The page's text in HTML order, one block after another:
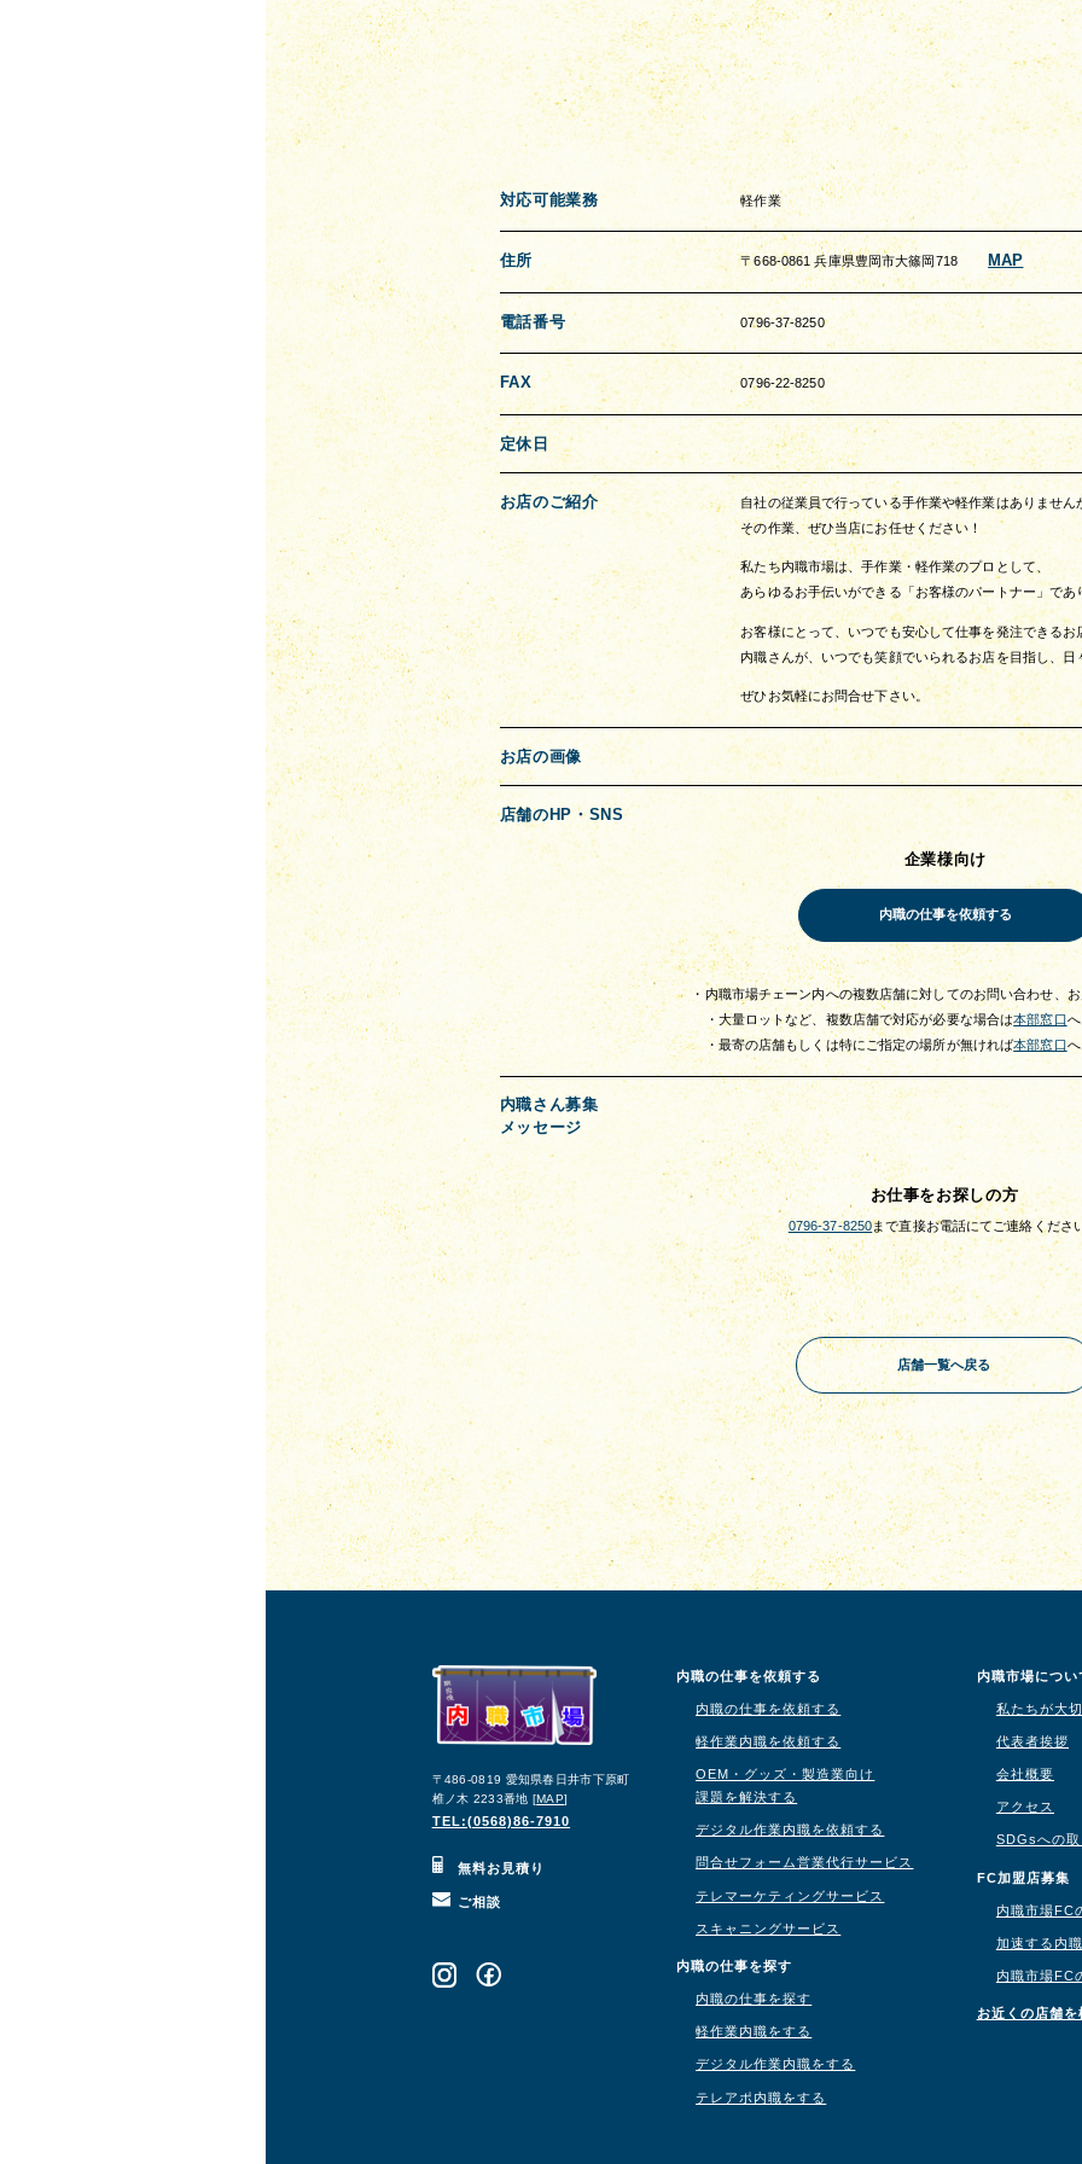
対応可能業務 軽作業
住所 〒668-0861 兵庫県豊岡市大篠岡718 MAP
電話番号 0796-37-8250
FAX 0796-22-8250
定休日
お店のご紹介
自社の従業員で行っている手作業や軽作業はありません
その作業、ぜひ当店にお任せください！
私たち内職市場は、手作業・軽作業のプロとして、
あらゆるお手伝いができる「お客様のパートナー」であ
お客様にとって、いつでも安心して仕事を発注できるお
内職さんが、いつでも笑顔でいられるお店を目指し、日
ぜひお気軽にお問合せ下さい。
お店の画像
店舗のHP・SNS
企業様向け
・内職市場チェーン内への複数店舗に対してのお問い合わせ、
・大量ロットなど、複数店舗で対応が必要な場合は本部窓口
・最寄の店舗もしくは特にご指定の場所が無ければ本部窓口
内職さん募集
メッセージ
お仕事をお探しの方
0796-37-8250まで直接お電話にてご連絡くださ
店舗一覧へ戻る
〒486-0819 愛知県春日井市下原町
椎ノ木 2233番地 [MAP]
TEL:(0568)86-7910
無料お見積り
ご相談
内職の仕事を依頼する
内職の仕事を依頼する
軽作業内職を依頼する
OEM・グッズ・製造業向け
課題を解決する
デジタル作業内職を依頼する
問合せフォーム営業代行サービス
テレマーケティングサービス
スキャニングサービス
内職の仕事を探す
内職の仕事を探す
軽作業内職をする
デジタル作業内職をする
テレアポ内職をする
内職市場につい
私たちが大
代表者挨拶
会社概要
アクセス
SDGsへの
FC加盟店募集
内職市場FC
加速する内
内職市場FC
お近くの店舗を